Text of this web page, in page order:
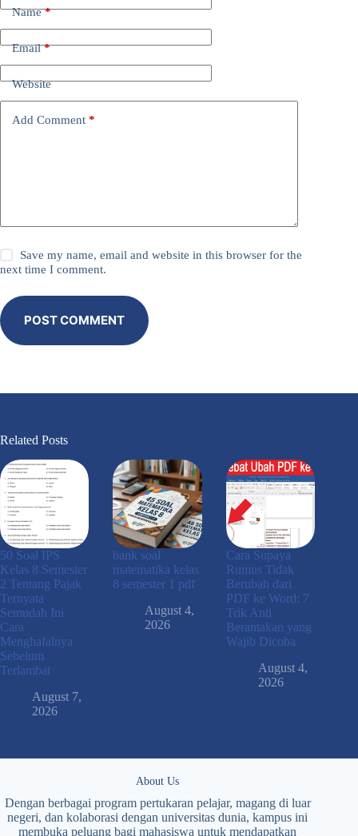
Name*
Email*
Website
Add Comment *
Save my name, email and website in this browser for the
next time I comment.
POST COMMENT
Related Posts
50 Soal IPS
Kelas 8 Semester
2 Tentang Pajak
Ternyata
Semudah Ini
Cara
Menghafalnya
Sebelum
Terlambat
August 7,
2026
bank soal
matematika kelas
8 semester 1 pdf
August 4,
2026
Cara Supaya
Rumus Tidak
Berubah dari
PDF ke Word: 7
Trik Anti
Berantakan yang
Wajib Dicoba
August 4,
2026
About Us
Dengan berbagai program pertukaran pelajar, magang di luar
negeri, dan kolaborasi dengan universitas dunia, kampus ini
membuka peluang bagi mahasiswa untuk mendapatkan